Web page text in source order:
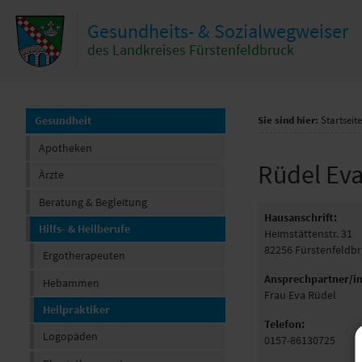
Gesundheits- & Sozialwegweiser
des Landkreises Fürstenfeldbruck
Gesundheit
Apotheken
Ärzte
Beratung & Begleitung
Hilfs- & Heilberufe
Ergotherapeuten
Hebammen
Heilpraktiker
Logopäden
Sie sind hier: Startseite
Rüdel Eva
Hausanschrift:
Heimstättenstr. 31
82256
Ansprechpartner/
Frau Eva Rüdel
Telefon:
0157-86130725